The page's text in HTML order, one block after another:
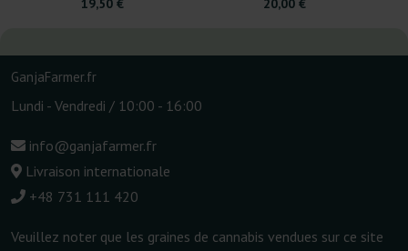
19,50 €
20,00 €
GanjaFarmer.fr
Lundi - Vendredi / 10:00 - 16:00
info@ganjafarmer.fr
Livraison internationale
+48 731 111 420
Veuillez noter que les graines de cannabis vendues sur ce site